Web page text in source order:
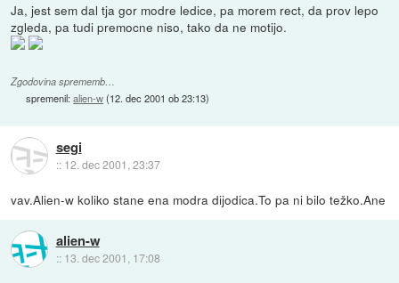
Ja, jest sem dal tja gor modre ledice, pa morem rect, da prov lepo
zgleda, pa tudi premocne niso, tako da ne motijo.
Zgodovina sprememb…
spremenil:alien-w(12. dec 2001 ob 23:13)
segi
:: 12. dec 2001, 23:37
vav.Alien-w koliko stane ena modra dijodica.To pa ni bilo težko.Ane
alien-w
:: 13. dec 2001, 17:08